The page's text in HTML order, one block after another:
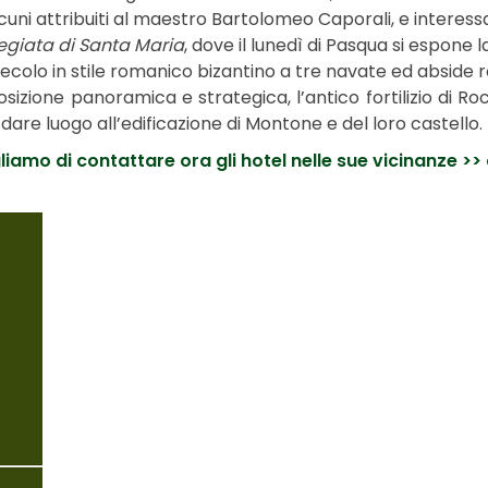
attribuiti al maestro Bartolomeo Caporali, e
di Santa Maria, dove il lunedì di Pasqua si espone
in stile romanico bizantino a tre navate ed abside
panoramica e strategica, l’antico fortilizio di
luogo all’edificazione di Montone e del loro castello.
di contattare ora gli hotel nelle sue vicinanze